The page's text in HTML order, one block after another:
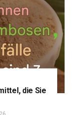
die Sie